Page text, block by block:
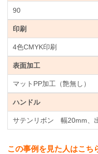
90
印刷
4色CMYK印刷
表面加工
マットPP加工（艶無し）
ハンドル
サテンリボン 幅20mm、
この事例を見た人はこち